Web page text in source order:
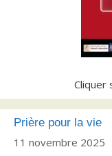
Cliquer
Prière pour la vie
11 novembre 2025